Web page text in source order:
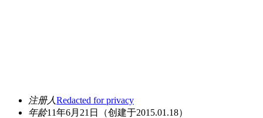
注册人Redacted for privacy
年龄11年6月21日 （创建于2015.01.18）